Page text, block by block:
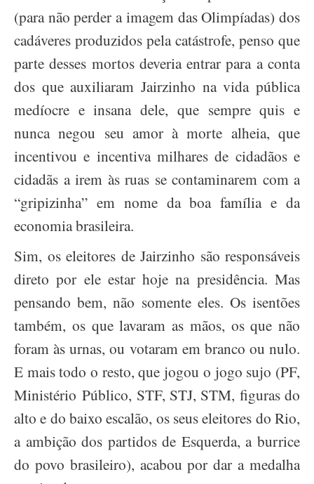
(para não perder a imagem das Olimpíadas) dos
cadáveres produzidos pela catástrofe, penso que
parte desses mortos deveria entrar para a conta
dos que auxiliaram Jairzinho na vida pública
medíocre e insana dele, que sempre quis e
nunca negou seu amor à morte alheia, que
incentivou e incentiva milhares de cidadãos e
cidadãs a irem às ruas se contaminarem com a
“gripizinha” em nome da boa família e da
economia brasileira.
Sim, os eleitores de Jairzinho são responsáveis
direto por ele estar hoje na presidência. Mas
pensando bem, não somente eles. Os isentões
também, os que lavaram as mãos, os que não
foram às urnas, ou votaram em branco ou nulo.
E mais todo o resto, que jogou o jogo sujo (PF,
Ministério Público, STF, STJ, STM, figuras do
alto e do baixo escalão, os seus eleitores do Rio,
a ambição dos partidos de Esquerda, a burrice
do povo brasileiro), acabou por dar a medalha